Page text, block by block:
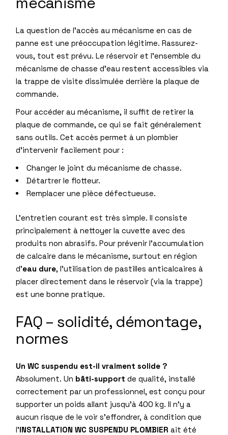
La question de l’accès au mécanisme en cas de
panne est une préoccupation légitime. Rassurez-
vous, tout est prévu. Le réservoir et l’ensemble du
mécanisme de chasse d’eau restent accessibles via
la trappe de visite dissimulée derrière la plaque de
commande.
Pour accéder au mécanisme, il suffit de retirer la
plaque de commande, ce qui se fait généralement
sans outils. Cet accès permet à un plombier
d’intervenir facilement pour :
Changer le joint du mécanisme de chasse.
Détartrer le flotteur.
Remplacer une pièce défectueuse.
L’entretien courant est très simple. Il consiste
principalement à nettoyer la cuvette avec des
produits non abrasifs. Pour prévenir l’accumulation
de calcaire dans le mécanisme, surtout en région
d’eau dure, l’utilisation de pastilles anticalcaires à
placer directement dans le réservoir (via la trappe)
est une bonne pratique.
FAQ – solidité, démontage,
normes
Un WC suspendu est-il vraiment solide ?
Absolument. Un bâti-support de qualité, installé
correctement par un professionnel, est conçu pour
supporter un poids allant jusqu’à 400 kg. Il n’y a
aucun risque de le voir s’effondrer, à condition que
l’INSTALLATION WC SUSPENDU PLOMBIER ait été